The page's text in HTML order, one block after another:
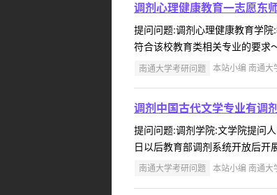
调剂心理健康教育一志愿东
提问问题:调剂心理健康教育学
符合该校教育类相关专业的要求
南通大学考研问题 本站小编 南通
调剂中国古代文学专业有调
提问问题:调剂学院:文学院提问
日以后教育部调剂系统开放后开
南通大学考研问题 本站小编 南通